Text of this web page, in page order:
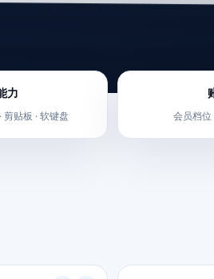
力
剪贴板 · 软键盘 会员档位